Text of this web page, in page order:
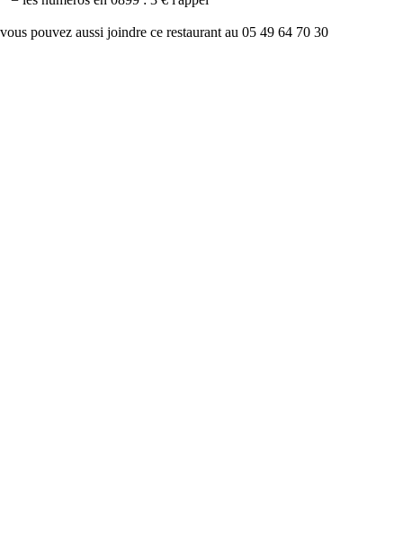
vous pouvez aussi joindre ce restaurant au 05 49 64 70 30